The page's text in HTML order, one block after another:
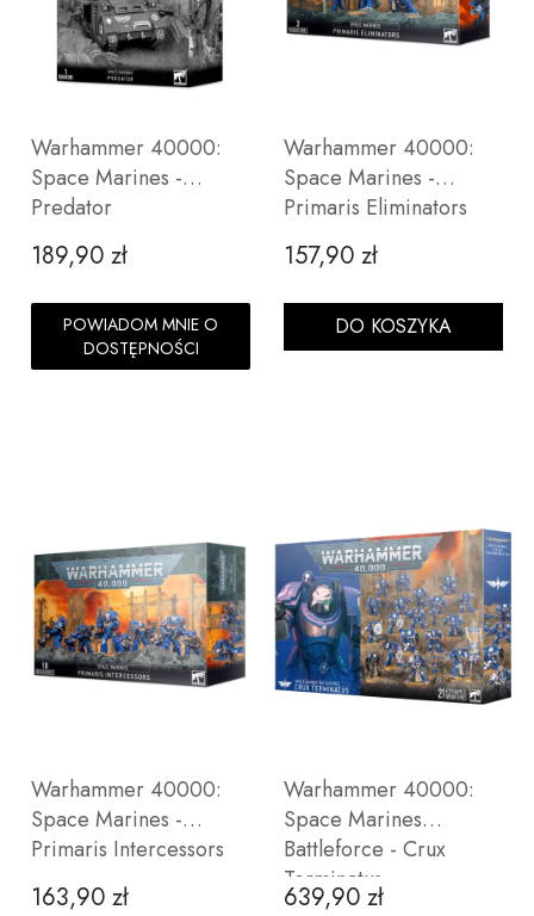
Warhammer 40000:
Space Marines -
Predator
Cena
189,90 zł
POWIADOM MNIE O
DOSTĘPNOŚCI
Warhammer 40000:
Space Marines -
Primaris Eliminators
Cena
157,90 zł
DO KOSZYKA
Warhammer 40000:
Space Marines -
Primaris Intercessors
Cena
163,90 zł
Warhammer 40000:
Space Marines
Battleforce - Crux
Terminatus
Cena
639,90 zł